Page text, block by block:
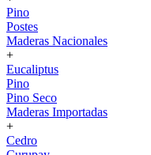
Pino
Postes
Maderas Nacionales
+
Eucaliptus
Pino
Pino Seco
Maderas Importadas
+
Cedro